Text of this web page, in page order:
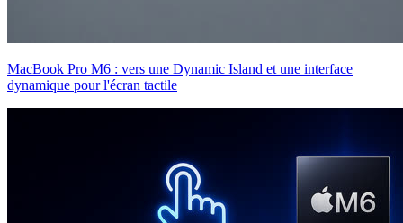
MacBook Pro M6 : vers une Dynamic Island et une interface
dynamique pour l'écran tactile